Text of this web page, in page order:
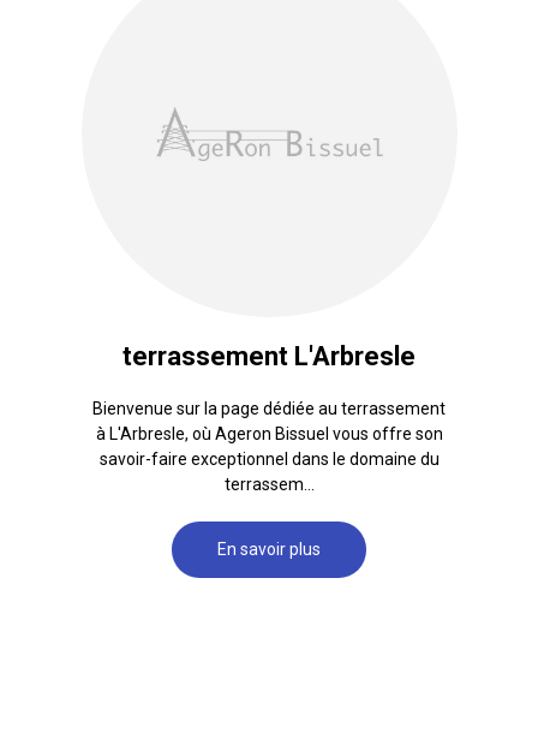
terrassement L'Arbresle
Bienvenue sur la page dédiée au terrassement
à L'Arbresle, où Ageron Bissuel vous offre son
savoir-faire exceptionnel dans le domaine du
terrassem...
En savoir plus